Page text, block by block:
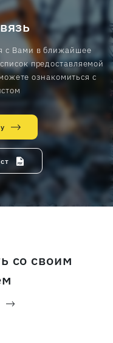
с Вами в ближайшее
предоставляемой
ознакомиться с
со своим